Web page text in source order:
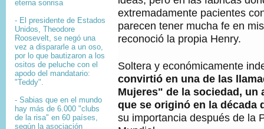
eterna sonrisa
- El presidente de Estados
Unidos, Theodore
Roosevelt, se negó una
vez a dispararle a un oso,
por lo que bautizaron a los
ositos de peluche con el
apodo del mandatario:
"Teddy".
- Sabias que en el mundo
hay más de 6.000 "clubs
de la risa" en 60 países,
según la asociación
extremadamente pacientes
parecen tener mucha fe en
reconoció la propia Henry.
Soltera y económicamente
convirtió en una de las
Mujeres" de la sociedad, un
que se originó en la década
su importancia después de la